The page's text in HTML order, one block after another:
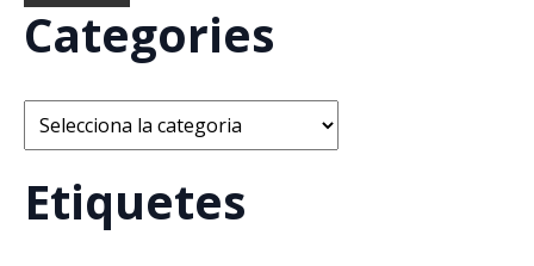
Categories
Categories
Etiquetes